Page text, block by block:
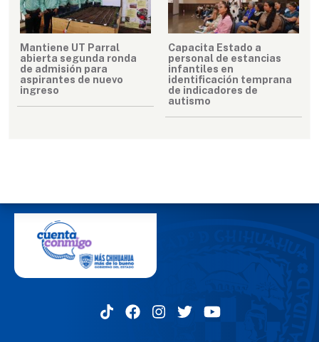
Mantiene UT Parral
abierta segunda ronda
de admisión para
aspirantes de nuevo
ingreso
Capacita Estado a
personal de estancias
infantiles en
identificación temprana
de indicadores de
autismo